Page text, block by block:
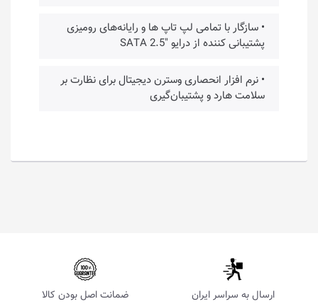
• سازگار با تمامی لپ تاپ ها و رایانه‌های رومیزی
پشتیبانی کننده از درایو "SATA 2.5
• نرم افزار انحصاری وسترن دیجیتال برای نظارت بر
سلامت هارد و پشتیبان‌گیری
ارسال به سراسر ایران ضمانت اصل بودن کالا